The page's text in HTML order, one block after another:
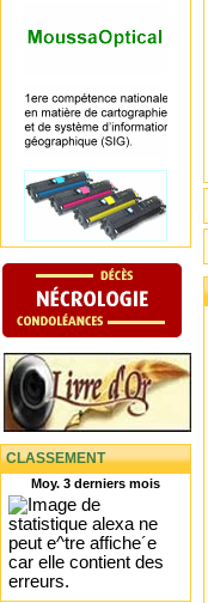
CLASSEMENT
Moy. 3 derniers mois